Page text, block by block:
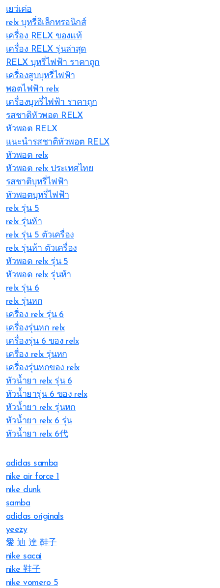
เยว่เค่อ
relx บุหรี่อิเล็กทรอนิกส์
เครื่อง RELX ของแท้
เครื่อง RELX รุ่นล่าสุด
RELX บุหรี่ไฟฟ้า ราคาถูก
เครื่องสูบบุหรี่ไฟฟ้า
พอตไฟฟ้า relx
เครื่องบุหรี่ไฟฟ้า ราคาถูก
รสชาติหัวพอต RELX
หัวพอต RELX
แนะนำรสชาติหัวพอต RELX
หัวพอต relx
หัวพอต relx ประเทศไทย
รสชาติบุหรี่ไฟฟ้า
หัวพอตบุหรี่ไฟฟ้า
relx รุ่น 5
relx รุ่นห้า
relx รุ่น 5 ตัวเครื่อง
relx รุ่นห้า ตัวเครื่อง
หัวพอด relx รุ่น 5
หัวพอด relx รุ่นห้า
relx รุ่น 6
relx รุ่นหก
เครื่อง relx รุ่น 6
เครื่องรุ่นหก relx
เครื่องรุ่น 6 ของ relx
เครื่อง relx รุ่นหก
เครื่องรุ่นหกของ relx
หัวน้ำยา relx รุ่น 6
หัวน้ำยารุ่น 6 ของ relx
หัวน้ำยา relx รุ่นหก
หัวน้ำยา relx 6 รุ่น
หัวน้ำยา relx 6代
adidas samba
nike air force 1
nike dunk
samba
adidas originals
yeezy
愛 迪 達 鞋子
nike sacai
nike 鞋子
nike vomero 5